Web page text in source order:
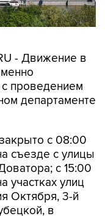
- Движение в
с проведением
департаменте
с 08:00
съезде с улицы
с 15:00
участках улиц
Октября, 3-й
в